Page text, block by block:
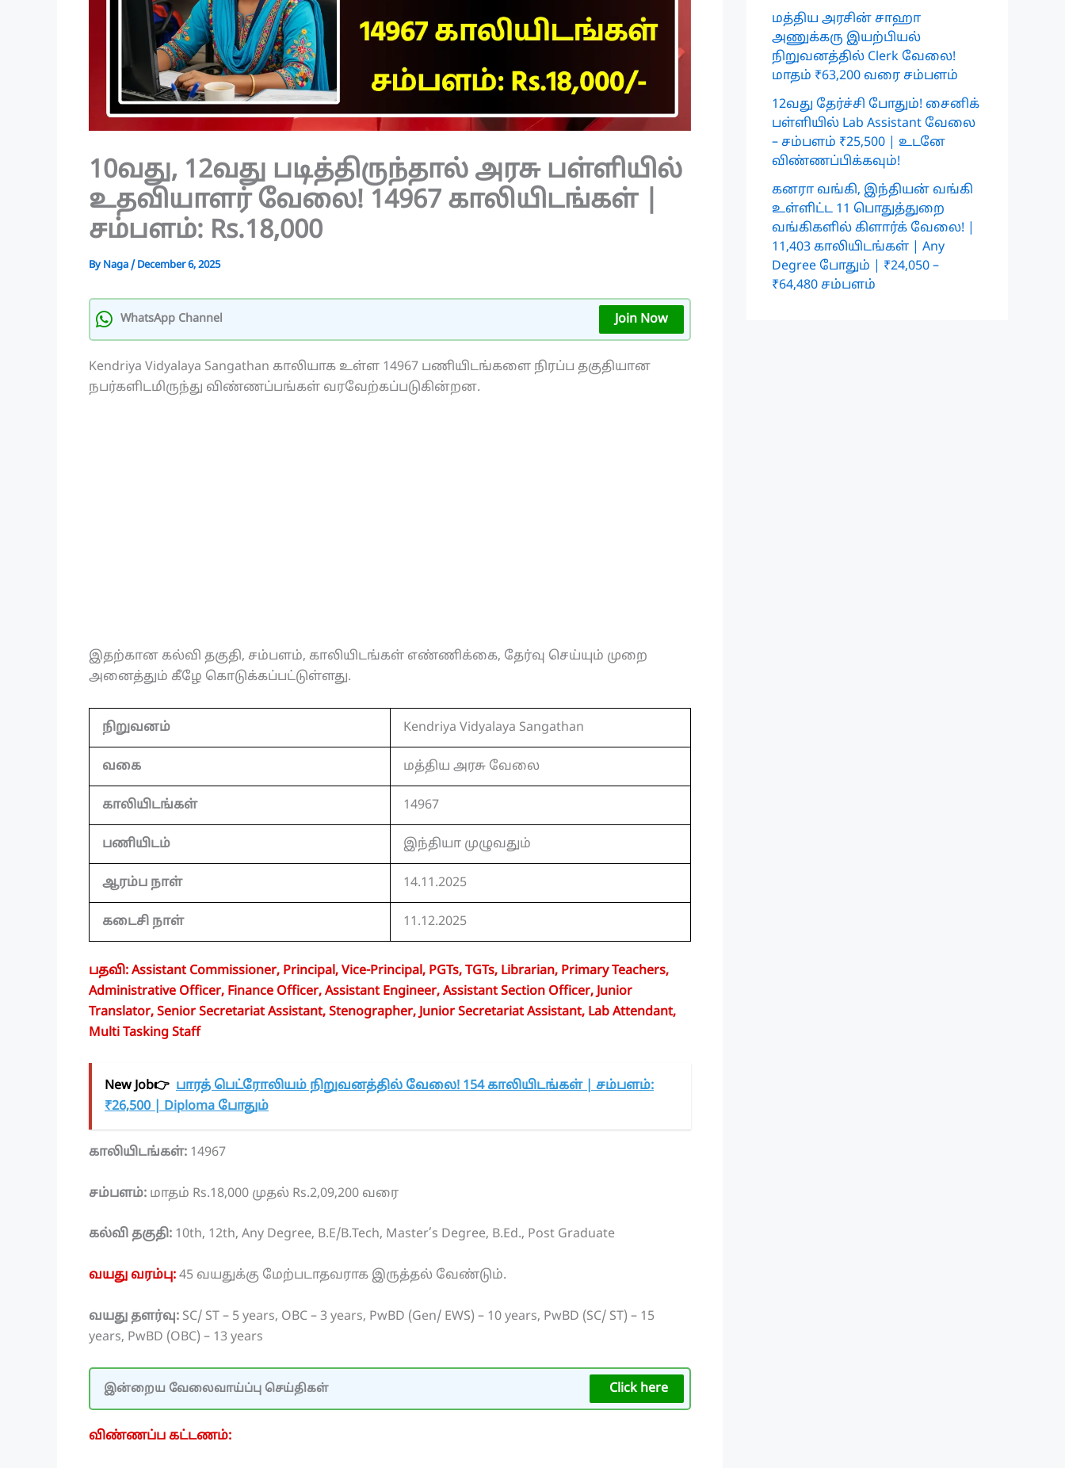
10வது, 12வது படித்திருந்தால் அரசு பள்ளியில்
உதவியாளர் வேலை! 14967 காலியிடங்கள் |
சம்பளம்: Rs.18,000
By Naga/ December 6, 2025
WhatsApp Channel Join Now
Kendriya Vidyalaya Sangathan காலியாக உள்ள 14967 பணியிடங்களை நிரப்ப தகுதியான
நபர்களிடமிருந்து விண்ணப்பங்கள் வரவேற்கப்படுகின்றன.
இதற்கான கல்வி தகுதி, சம்பளம், காலியிடங்கள் எண்ணிக்கை, தேர்வு செய்யும் முறை
அனைத்தும் கீழே கொடுக்கப்பட்டுள்ளது.
நிறுவனம் Kendriya Vidyalaya Sangathan
வகை மத்திய அரசு வேலை
காலியிடங்கள் 14967
பணியிடம் இந்தியா முழுவதும்
ஆரம்ப நாள் 14.11.2025
கடைசி நாள் 11.12.2025
பதவி: Assistant Commissioner, Principal, Vice-Principal, PGTs, TGTs, Librarian, Primary Teachers,
Administrative Officer, Finance Officer, Assistant Engineer, Assistant Section Officer, Junior
Translator, Senior Secretariat Assistant, Stenographer, Junior Secretariat Assistant, Lab Attendant,
Multi Tasking Staff
New Job👉 பாரத் பெட்ரோலியம் நிறுவனத்தில் வேலை! 154 காலியிடங்கள் | சம்பளம்:
₹26,500 | Diploma போதும்
காலியிடங்கள்: 14967
சம்பளம்: மாதம் Rs.18,000 முதல் Rs.2,09,200 வரை
கல்வி தகுதி: 10th, 12th, Any Degree, B.E/B.Tech, Master’s Degree, B.Ed., Post Graduate
வயது வரம்பு: 45 வயதுக்கு மேற்படாதவராக இருத்தல் வேண்டும்.
வயது தளர்வு: SC/ ST – 5 years, OBC – 3 years, PwBD (Gen/ EWS) – 10 years, PwBD (SC/ ST) – 15
years, PwBD (OBC) – 13 years
இன்றைய வேலைவாய்ப்பு செய்திகள் Click here
விண்ணப்ப கட்டணம்:
மத்திய அரசின் சாஹா
அணுக்கரு இயற்பியல்
நிறுவனத்தில் Clerk வேலை!
மாதம் ₹63,200 வரை சம்பளம்
12வது தேர்ச்சி போதும்! சைனிக்
பள்ளியில் Lab Assistant வேலை
– சம்பளம் ₹25,500 | உடனே
விண்ணப்பிக்கவும்!
கனரா வங்கி, இந்தியன் வங்கி
உள்ளிட்ட 11 பொதுத்துறை
வங்கிகளில் கிளார்க் வேலை! |
11,403 காலியிடங்கள் | Any
Degree போதும் | ₹24,050 –
₹64,480 சம்பளம்